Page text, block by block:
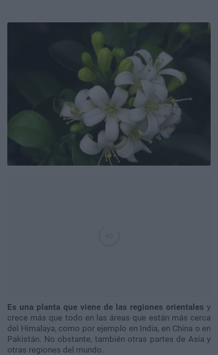
Es una planta que viene de las regiones orientales y
crece más que todo en las áreas que están más cerca
del Himalaya, como por ejemplo en India, en China o en
Pakistán. No obstante, también otras partes de Asia y
otras regiones del mundo.